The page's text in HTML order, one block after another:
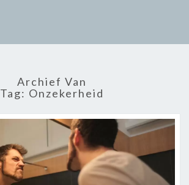
Archief Van
Tag: Onzekerheid